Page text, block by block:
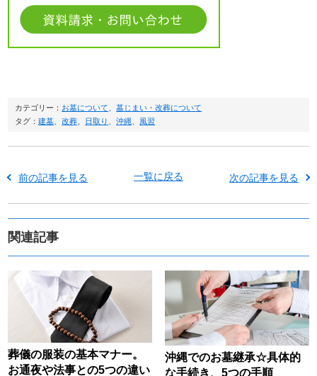
カテゴリー： お墓について 、墓じまい・改葬について
タグ：建墓 、改葬 日取り 、沖縄 風習
前の記事を見る 一覧に戻る 次の記事を見る
関連記事
葬儀の服装の基本マナー。
お通夜や法事との5つの違い
沖縄でのお墓継承☆具体的
な手続き、5つの手順